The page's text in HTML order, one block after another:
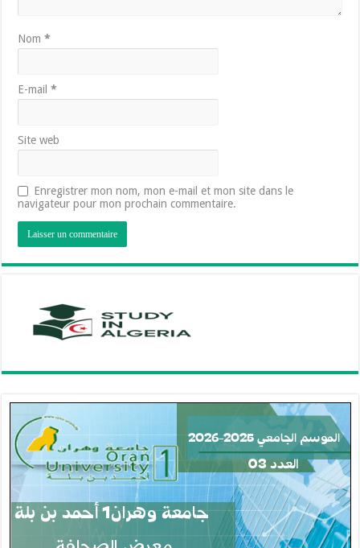
Nom*
E-mail*
Site web
Enregistrer mon nom, mon e-mail et mon site dans le
navigateur pour mon prochain commentaire.